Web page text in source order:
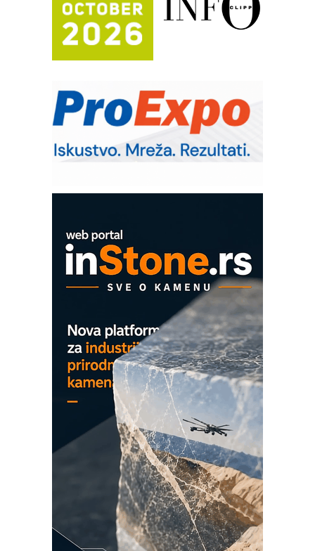
Potpuna efikasnost bez složenih
sistema
Trajna oznaka kao dugoročna korist
Bezbednost na prvom mestu!
poverenja u industriji
RMQ-TITAN ADVANCED INDICATOR
– Pametna signalizacija za efikasnije
upravljanje mašinama
Mitutoyo Crysta-Apex V PLUS: Nova
OBO sistemi mrežastih nosača kablova
mrežnog pretvarača sa tečnim
hlađenjem
COMBYPACK
EVOKS Maintenance Management